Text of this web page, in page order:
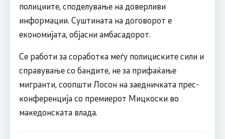
полициите, споделување на доверливи
информации. Суштината на договорот е
економијата, објасни амбасадорот.
Се работи за соработка меѓу полициските сили и
справување со бандите, не за прифаќање
мигранти, соопшти Лосон на заедничката прес-
конференција со премиерот Мицкоски во
македонската влада.